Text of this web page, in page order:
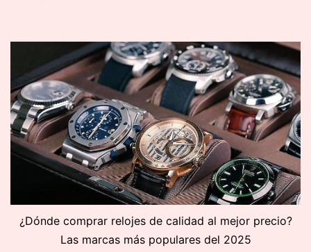
¿Dónde comprar relojes de calidad al mejor precio?
Las marcas más populares del 2025